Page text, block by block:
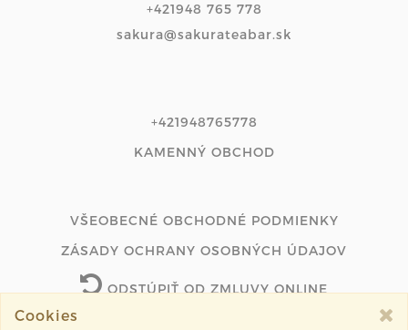
+421948 765 778
sakura@sakurateabar.sk
+421948765778
KAMENNÝ OBCHOD
VŠEOBECNÉ OBCHODNÉ PODMIENKY
ZÁSADY OCHRANY OSOBNÝCH ÚDAJOV
ODSTÚPIŤ OD ZMLUVY ONLINE
Cookies